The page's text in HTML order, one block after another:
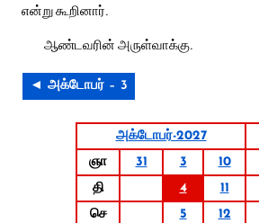
என்று கூறினார்.
ஆண்டவரின் அருள்வாக்கு.
◄ அக்டோபர் – 3
அக்டோபர்-2027
ஞா
31 3 10
தி
4 11
செ
5 12